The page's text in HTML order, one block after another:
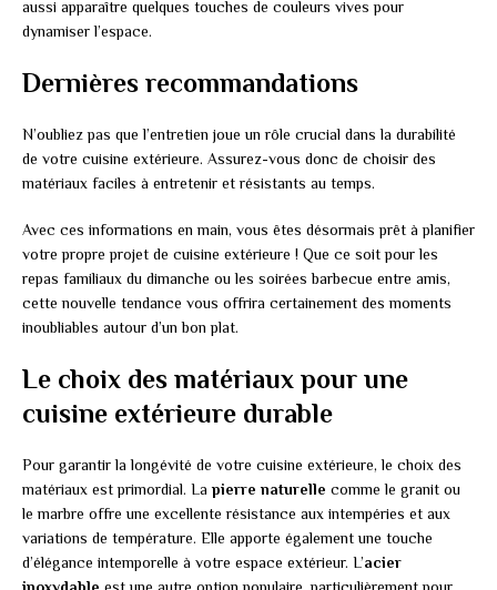
aussi apparaître quelques touches de couleurs vives pour
dynamiser l’espace.
Dernières recommandations
N’oubliez pas que l’entretien joue un rôle crucial dans la durabilité
de votre cuisine extérieure. Assurez-vous donc de choisir des
matériaux faciles à entretenir et résistants au temps.
Avec ces informations en main, vous êtes désormais prêt à planifier
votre propre projet de cuisine extérieure ! Que ce soit pour les
repas familiaux du dimanche ou les soirées barbecue entre amis,
cette nouvelle tendance vous offrira certainement des moments
inoubliables autour d’un bon plat.
Le choix des matériaux pour une
cuisine extérieure durable
Pour garantir la longévité de votre cuisine extérieure, le choix des
matériaux est primordial. La pierre naturelle comme le granit ou
le marbre offre une excellente résistance aux intempéries et aux
variations de température. Elle apporte également une touche
d’élégance intemporelle à votre espace extérieur. L’acier